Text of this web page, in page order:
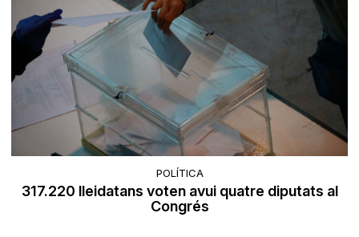
POLÍTICA
317.220 lleidatans voten avui quatre diputats al
Congrés